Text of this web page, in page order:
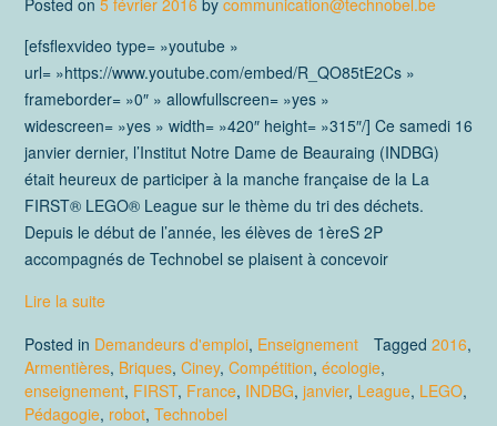
[efsflexvideo type= »youtube »
url= »https://www.youtube.com/embed/R_QO85tE2Cs »
frameborder= »0″ » allowfullscreen= »yes »
widescreen= »yes » width= »420″ height= »315″/] Ce samedi 16
janvier dernier, l’Institut Notre Dame de Beauraing (INDBG)
était heureux de participer à la manche française de la La
FIRST® LEGO® League sur le thème du tri des déchets.
Depuis le début de l’année, les élèves de 1èreS 2P
accompagnés de Technobel se plaisent à concevoir
Lire la suite
Posted in Demandeurs d'emploi, Enseignement Tagged 2016,
Armentières, Briques, Ciney, Compétition, écologie,
enseignement, FIRST, France, INDBG, janvier, League, LEGO,
Pédagogie, robot, Technobel